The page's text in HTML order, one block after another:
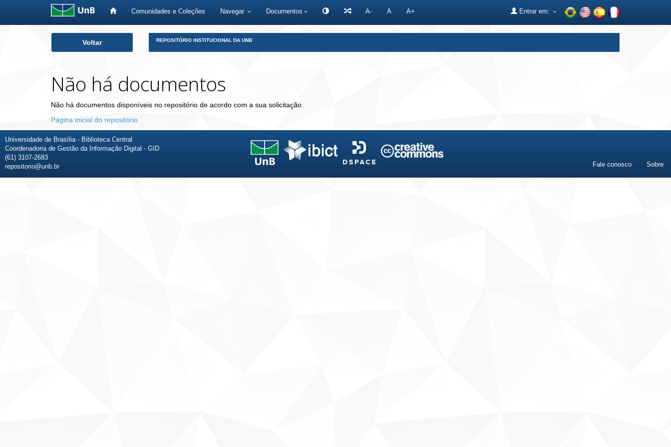
Comunidades e Coleções Navegar Documentos A- A A+ Entrar em:
Voltar REPOSITÓRIO INSTITUCIONAL DA UNB
Não há documentos
Não há documentos disponíveis no repositório de acordo com a sua solicitação.
Página inicial do repositório
Universidade de Brasília - Biblioteca Central
Coordenadoria de Gestão da Informação Digital - GID
(61) 3107-2683
repositorio@unb.br
Fale conosco Sobre